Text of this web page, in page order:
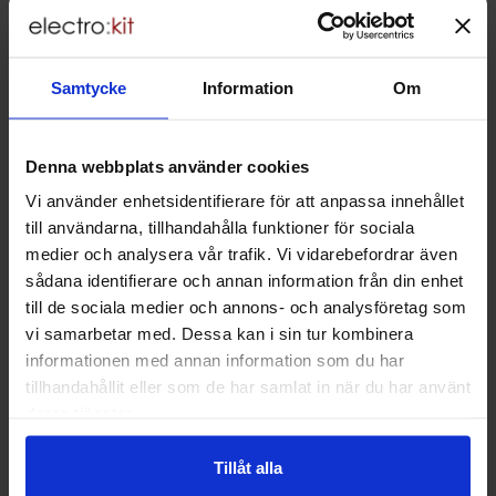
Samtycke Information Om
Denna webbplats använder cookies
Vi använder enhetsidentifierare för att anpassa innehållet
till användarna, tillhandahålla funktioner för sociala
medier och analysera vår trafik. Vi vidarebefordrar även
sådana identifierare och annan information från din enhet
till de sociala medier och annons- och analysföretag som
vi samarbetar med. Dessa kan i sin tur kombinera
informationen med annan information som du har
tillhandahållit eller som de har samlat in när du har använt
Tillåt alla
Lagervara, 228 st
Lagervara, 1018 st
Enhet:
Köp
Hylslist 2.54mm 1x6p
stackningsbar extra hög
Art. nr
41015605
Från
6.75 SEK
Inklusive 25% moms
Mängdrabatt
Antal Pris /st
1-till
9 st
9 SEK
10
24 st
25 -tillst